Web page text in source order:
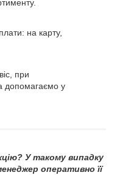
на карту,
при
допомагаємо у
У такому випадку
оперативно її